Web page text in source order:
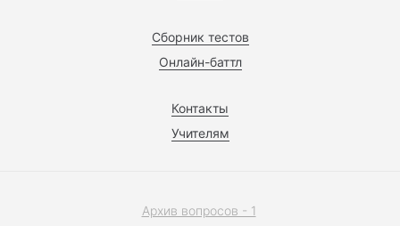
Сборник тестов
Онлайн-баттл
Контакты
Учителям
Архив вопросов - 1